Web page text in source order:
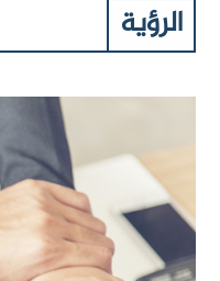
الرؤية